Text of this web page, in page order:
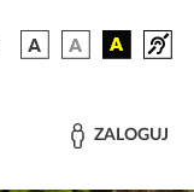
ZALOGUJ